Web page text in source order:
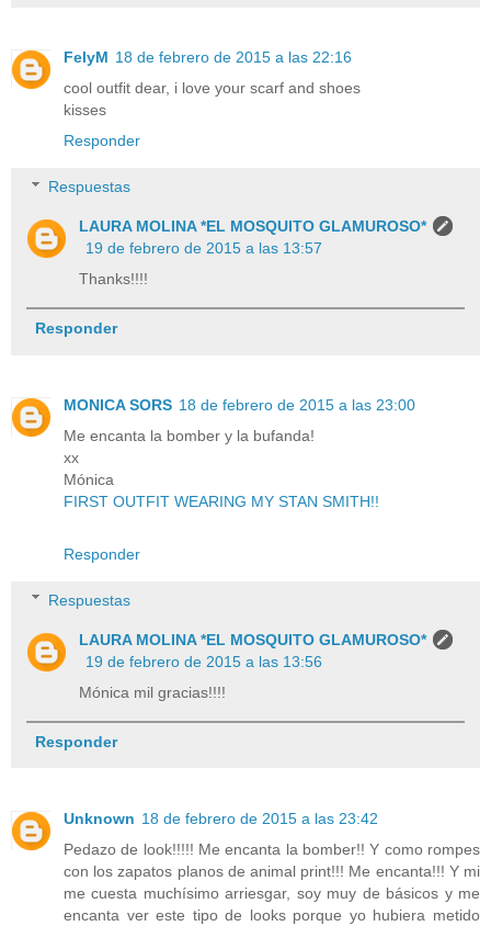
FelyM 18 de febrero de 2015 a las 22:16
cool outfit dear, i love your scarf and shoes
kisses
Responder
Respuestas
LAURA MOLINA *EL MOSQUITO GLAMUROSO*
19 de febrero de 2015 a las 13:57
Thanks!!!!
Responder
MONICA SORS 18 de febrero de 2015 a las 23:00
Me encanta la bomber y la bufanda!
xx
Mónica
FIRST OUTFIT WEARING MY STAN SMITH!!
Responder
Respuestas
LAURA MOLINA *EL MOSQUITO GLAMUROSO*
19 de febrero de 2015 a las 13:56
Mónica mil gracias!!!!
Responder
Unknown 18 de febrero de 2015 a las 23:42
Pedazo de look!!!!! Me encanta la bomber!! Y como rompes
con los zapatos planos de animal print!!! Me encanta!!! Y mi
me cuesta muchísimo arriesgar, soy muy de básicos y me
encanta ver este tipo de looks porque yo hubiera metido